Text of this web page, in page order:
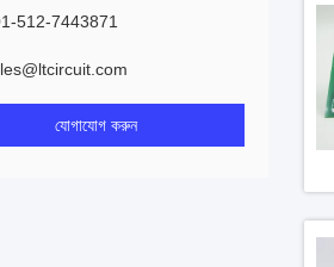
512-7443871
যোগাযোগ করুন